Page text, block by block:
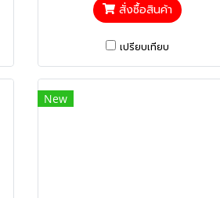
สั่งซื้อสินค้า
เปรียบเทียบ
New